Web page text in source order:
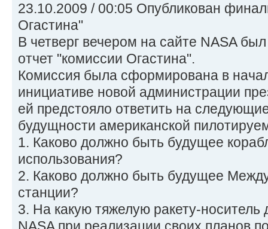
23.10.2009 / 00:05 Опубликован
Огастина"
В четверг вечером на сайте NASA
отчет "комиссии Огастина".
Комиссия была сформирована в
инициативе новой администрации
ей предстояло ответить на
будущности американской
1. Каково должно быть будущее
использования?
2. Каково должно быть будущее
станции?
3. На какую тяжелую ракету-носитель